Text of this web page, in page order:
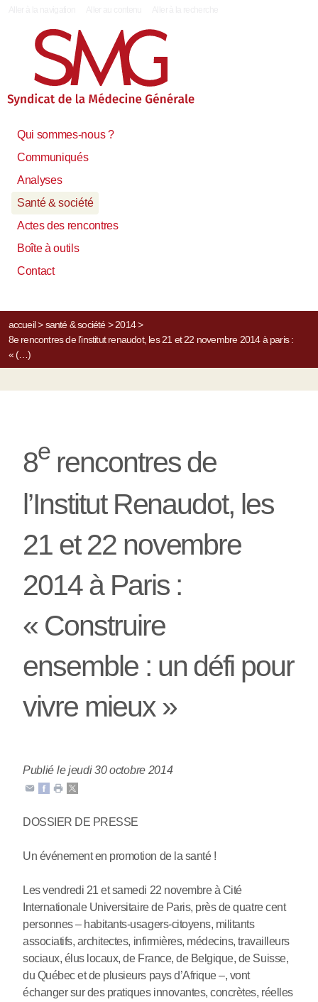
Qui sommes-nous ?
Communiqués
Analyses
Santé & société
Actes des rencontres
Boîte à outils
Contact
accueil> santé & société> 2014>
8e rencontres de l’institut renaudot, les 21 et 22 novembre 2014 à paris :
« (…)
8erencontres de
l’Institut Renaudot, les
21 et 22 novembre
2014 à Paris :
« Construire
ensemble : un défi pour
vivre mieux »
Publié le jeudi 30 octobre 2014
DOSSIER DE PRESSE
Un événement en promotion de la santé !
Les vendredi 21 et samedi 22 novembre à Cité
Internationale Universitaire de Paris, près de quatre cent
personnes – habitants-usagers-citoyens, militants
associatifs, architectes, infirmières, médecins, travailleurs
sociaux, élus locaux, de France, de Belgique, de Suisse,
du Québec et de plusieurs pays d’Afrique –, vont
échanger sur des pratiques innovantes, concrètes, réelles